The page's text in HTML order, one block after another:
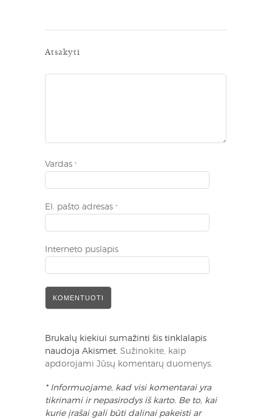
Atsakyti
Vardas *
El. pašto adresas *
Interneto puslapis
Brukalų kiekiui sumažinti šis tinklalapis
naudoja Akismet. Sužinokite, kaip
apdorojami Jūsų komentarų duomenys.
* Informuojame, kad visi komentarai yra
tikrinami ir nepasirodys iš karto. Be to, kai
kurie įrašai gali būti dalinai pakeisti ar